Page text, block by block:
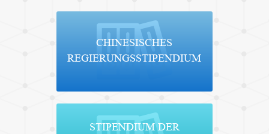
CHINESISCHES
REGIERUNGSSTIPENDIUM
STIPENDIUM DER